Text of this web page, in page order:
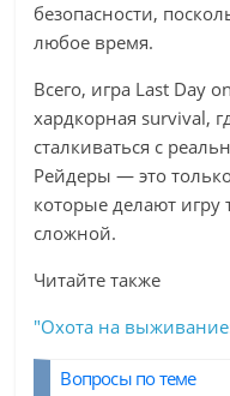
безопасности,
любое время.
Всего, игра Last Day
хардкорная survival,
сталкиваться с
Рейдеры — это
которые делают игру
сложной.
Читайте также
"Охота на
Вопросы по теме